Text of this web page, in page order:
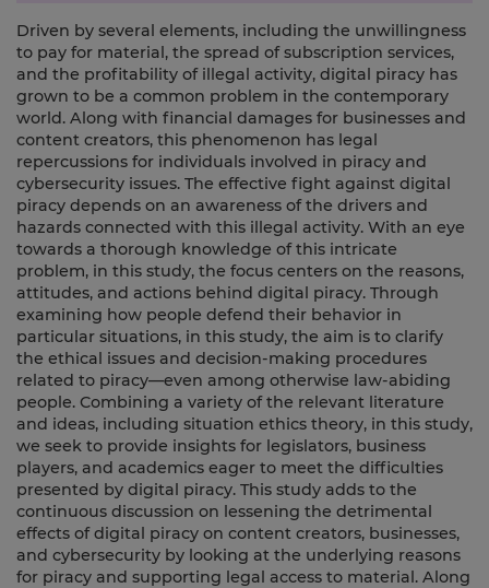
Driven by several elements, including the unwillingness
to pay for material, the spread of subscription services,
and the profitability of illegal activity, digital piracy has
grown to be a common problem in the contemporary
world. Along with financial damages for businesses and
content creators, this phenomenon has legal
repercussions for individuals involved in piracy and
cybersecurity issues. The effective fight against digital
piracy depends on an awareness of the drivers and
hazards connected with this illegal activity. With an eye
towards a thorough knowledge of this intricate
problem, in this study, the focus centers on the reasons,
attitudes, and actions behind digital piracy. Through
examining how people defend their behavior in
particular situations, in this study, the aim is to clarify
the ethical issues and decision-making procedures
related to piracy—even among otherwise law-abiding
people. Combining a variety of the relevant literature
and ideas, including situation ethics theory, in this study,
we seek to provide insights for legislators, business
players, and academics eager to meet the difficulties
presented by digital piracy. This study adds to the
continuous discussion on lessening the detrimental
effects of digital piracy on content creators, businesses,
and cybersecurity by looking at the underlying reasons
for piracy and supporting legal access to material. Along